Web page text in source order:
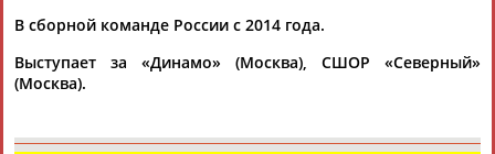
Флюра
АББАТЕ-
Татьяна
Акжана
Артур
В сборной команде России с 2014 года.
Выступает за «Динамо» (Москва), СШОР «Северный»
(Москва).